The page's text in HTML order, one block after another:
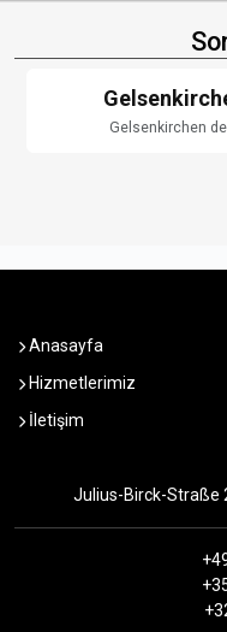
Gelsenkirchen de
Anasayfa
Hizmetlerimiz
İletişim
Julius-Birck-Straße